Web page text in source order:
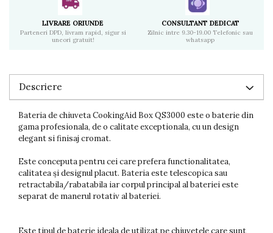
LIVRARE ORIUNDE
Parteneri DPD, livram rapid, sigur si
uneori gratuit!
CONSULTANT DEDICAT
Zilnic intre 9.30-19.00 Telefonic sau
whatsapp
Descriere
Bateria de chiuveta CookingAid Box QS3000 este o baterie din
gama profesionala, de o calitate exceptionala, cu undesign
elegant si finisaj cromat.
Este conceputa pentru cei care prefera functionalitatea,
calitatea și designul placut. Bateria este telescopica sau
retractabila/rabatabila iar corpul principal al bateriei este
separat de manerul rotativ al bateriei.
Este tipul de baterie ideala de utilizat pe chiuvetele care sunt